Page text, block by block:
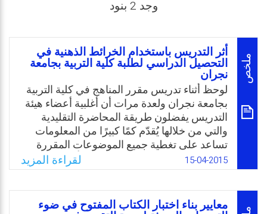
وجد 2 بنود
ملخص
أثر التدريس باستخدام الخرائط الذهنية في
التحصيل الدراسي لطلبة كلية التربية بجامعة
نجران
لوحظ أثناء تدريس مقرر المناهج في كلية التربية
بجامعة نجران ولعدة مرات أن أغلبية أعضاء هيئة
التدريس يفضلون طريقة المحاضرة التقليدية
والتي من خلالها يُقدّم كمًا كبيرًا من المعلومات
تساعد على تغطية جميع الموضوعات المقررة
حتى نهاية الفصل، وقد لوحظ أيضًا بأن أغلبية
الطلبة ليس لديهم القدرة على توظيف ما تعلموه
في مقرر المناهج في واقع التعليم الميداني. ولذا
قرر الباحث استخدام طريقة التدريس للمقرر
15-04-2015 لقراءة المزيد
معايير بناء اختبار الكتاب المفتوح في ضوء